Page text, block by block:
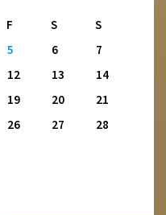
F S
S
5 6
7
12 13
14
19 20
21
26 27
28